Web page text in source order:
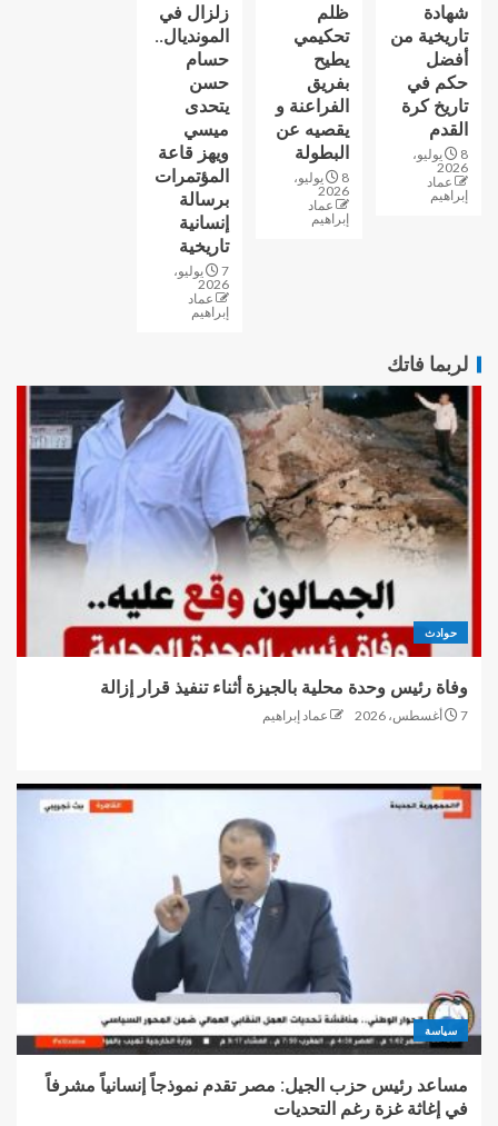
شهادة
تاريخية من
أفضل
حكم في
تاريخ كرة
القدم
8 يوليو،
2026
عماد
إبراهيم
ظلم
تحكيمي
يطيح
بفريق
الفراعنة و
يقصيه عن
البطولة
8 يوليو،
2026
عماد
إبراهيم
زلزال في
المونديال..
حسام
حسن
يتحدى
ميسي
ويهز قاعة
المؤتمرات
برسالة
إنسانية
تاريخية
7 يوليو،
2026
عماد
إبراهيم
لربما فاتك
حوادث
وفاة رئيس وحدة محلية بالجيزة أثناء تنفيذ قرار إزالة
7 أغسطس، 2026 عماد إبراهيم
سياسة
مساعد رئيس حزب الجيل: مصر تقدم نموذجاً إنسانياً مشرفاً
في إغاثة غزة رغم التحديات